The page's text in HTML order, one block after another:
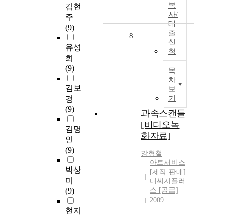
김현
주
(9)
유성
희
(9)
김보
경
(9)
김명
인
(9)
박상
미
(9)
현지
복
사/
대
출
신
청
목
차
보
기
8
과속스캔들
[비디오녹
화자료]
강형철
아트서비스
[제작·판매]
디씨지플러
스 [공급]
2009